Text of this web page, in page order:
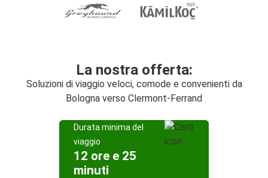
La nostra offerta:
Soluzioni di viaggio veloci, comode e convenienti da
Bologna verso Clermont-Ferrand
Durata minima del
viaggio
12 ore e 25
minuti